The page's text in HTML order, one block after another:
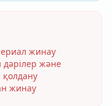
жинау
дәрілер және
қолдану
жинау